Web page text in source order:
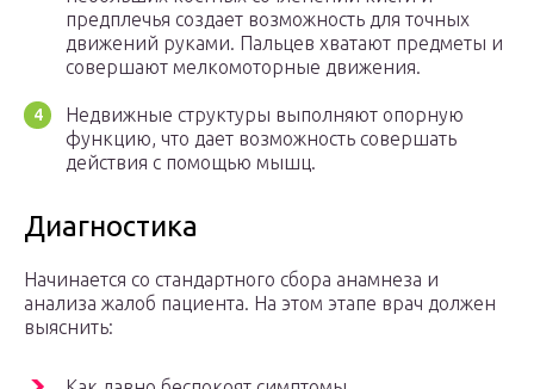
предплечья создает возможность для точных
движений руками. Пальцев хватают предметы и
совершают мелкомоторные движения.
Недвижные структуры выполняют опорную
функцию, что дает возможность совершать
действия с помощью мышц.
Диагностика
Начинается со стандартного сбора анамнеза и
анализа жалоб пациента. На этом этапе врач должен
выяснить: